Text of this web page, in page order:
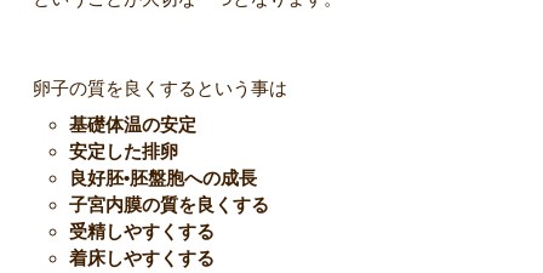
卵子の質を良くするという事は
基礎体温の安定
安定した排卵
良好胚•胚盤胞への成長
子宮内膜の質を良くする
受精しやすくする
着床しやすくする